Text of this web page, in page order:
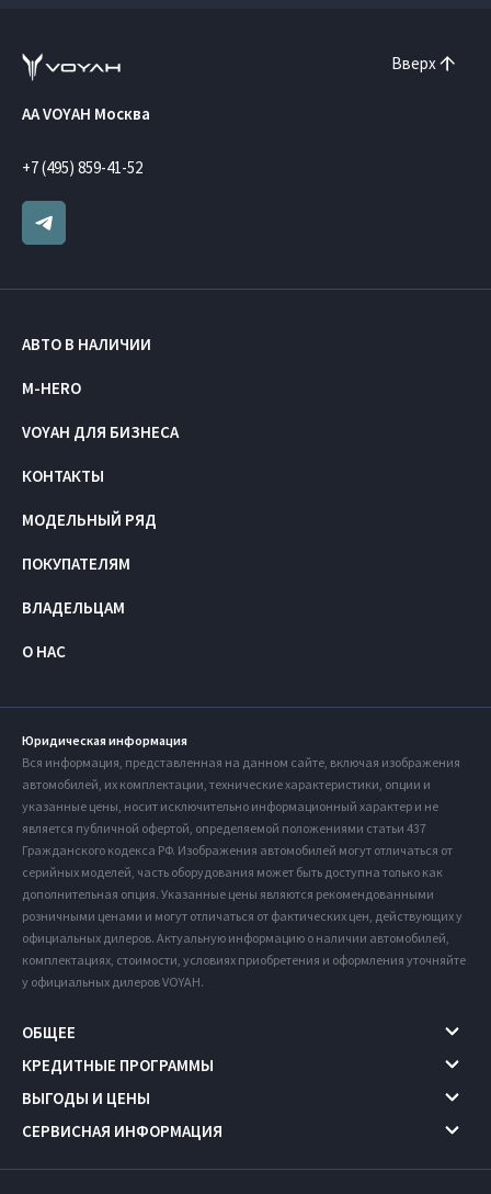
Вверх
AA VOYAH Москва
+7 (495) 859-41-52
АВТО В НАЛИЧИИ
M-HERO
VOYAH ДЛЯ БИЗНЕСА
КОНТАКТЫ
МОДЕЛЬНЫЙ РЯД
ПОКУПАТЕЛЯМ
ВЛАДЕЛЬЦАМ
О НАС
Юридическая информация
Вся информация, представленная на данном сайте, включая изображения
автомобилей, их комплектации, технические характеристики, опции и
указанные цены, носит исключительно информационный характер и не
является публичной офертой, определяемой положениями статьи 437
Гражданского кодекса РФ. Изображения автомобилей могут отличаться от
серийных моделей, часть оборудования может быть доступна только как
дополнительная опция. Указанные цены являются рекомендованными
розничными ценами и могут отличаться от фактических цен, действующих у
официальных дилеров. Актуальную информацию о наличии автомобилей,
комплектациях, стоимости, условиях приобретения и оформления уточняйте
у официальных дилеров VOYAH.
ОБЩЕЕ
КРЕДИТНЫЕ ПРОГРАММЫ
ВЫГОДЫ И ЦЕНЫ
СЕРВИСНАЯ ИНФОРМАЦИЯ